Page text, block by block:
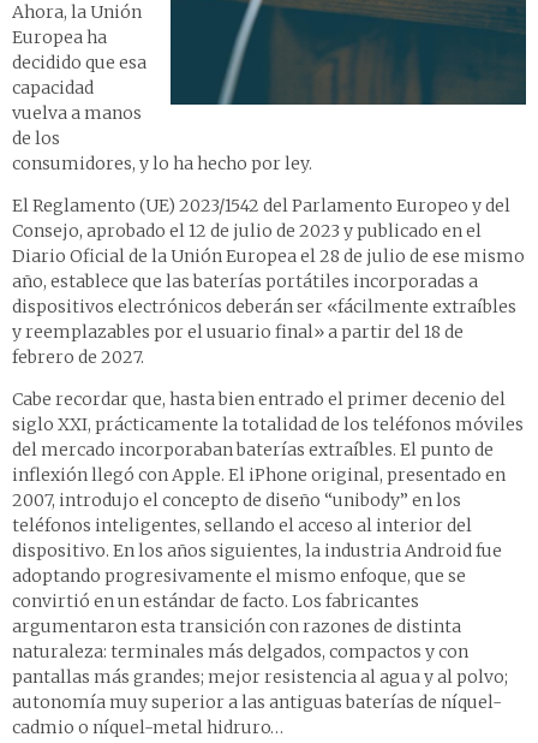
Ahora, la Unión
Europea ha
decidido que esa
capacidad
vuelva a manos
de los
consumidores, y lo ha hecho por ley.
El Reglamento (UE) 2023/1542 del Parlamento Europeo y del
Consejo, aprobado el 12 de julio de 2023 y publicado en el
Diario Oficial de la Unión Europea el 28 de julio de ese mismo
año, establece que las baterías portátiles incorporadas a
dispositivos electrónicos deberán ser «fácilmente extraíbles
y reemplazables por el usuario final» a partir del 18 de
febrero de 2027.
Cabe recordar que, hasta bien entrado el primer decenio del
siglo XXI, prácticamente la totalidad de los teléfonos móviles
del mercado incorporaban baterías extraíbles. El punto de
inflexión llegó con Apple. El iPhone original, presentado en
2007, introdujo el concepto de diseño “unibody” en los
teléfonos inteligentes, sellando el acceso al interior del
dispositivo. En los años siguientes, la industria Android fue
adoptando progresivamente el mismo enfoque, que se
convirtió en un estándar de facto. Los fabricantes
argumentaron esta transición con razones de distinta
naturaleza: terminales más delgados, compactos y con
pantallas más grandes; mejor resistencia al agua y al polvo;
autonomía muy superior a las antiguas baterías de níquel-
cadmio o níquel-metal hidruro…